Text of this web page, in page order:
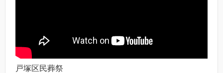
戸塚区民葬祭